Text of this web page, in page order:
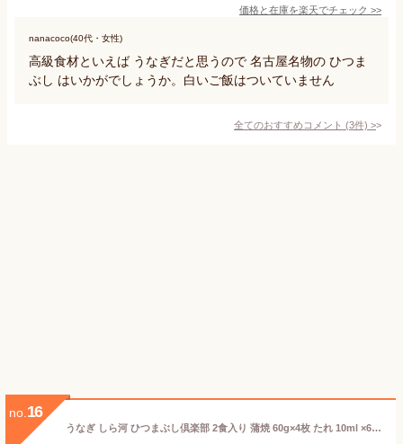
価格と在庫を楽天でチェック >>
nanacoco(40代・女性)
高級食材といえば うなぎだと思うので 名古屋名物の ひつま
ぶし はいかがでしょうか。白いご飯はついていません
全てのおすすめコメント (3件) >
no. 16
うなぎ しら河 ひつまぶし倶楽部 2食入り 蒲焼 60g×4枚 たれ 10ml ×6袋 北海道・沖縄送料別 名古屋名物 蒲焼き 鰻 鰻重 うな重 ひつまぶし 産地直送